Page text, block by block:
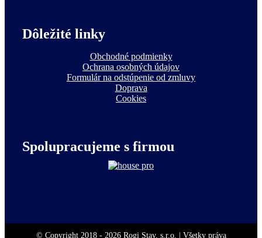
Dôležité linky
Obchodné podmienky
Ochrana osobných údajov
Formulár na odstúpenie od zmluvy
Doprava
Cookies
Spolupracujeme s firmou
© Copyright 2018 - 2026 Rogi Stav, s.r.o. | Všetky práva